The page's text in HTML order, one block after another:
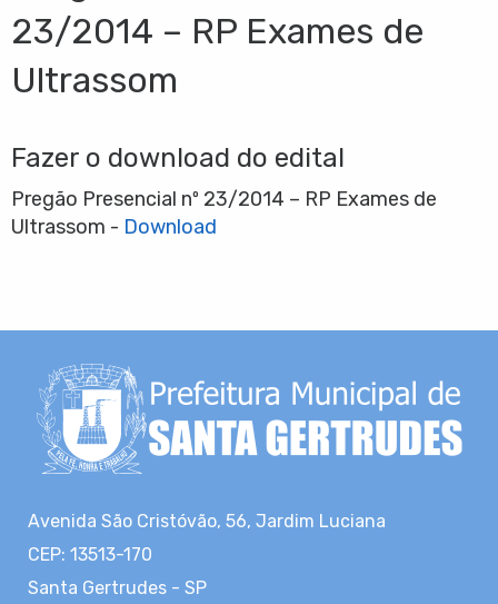
23/2014 – RP Exames de
Ultrassom
Fazer o download do edital
Pregão Presencial nº 23/2014 – RP Exames de
Ultrassom - Download
Avenida São Cristóvão, 56, Jardim Luciana
CEP: 13513-170
Santa Gertrudes - SP